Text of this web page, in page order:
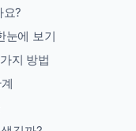
요?
눈에 보기
지 방법